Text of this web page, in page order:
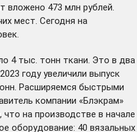
вложено 473 млн рублей.
мест. Сегодня на
4 тыс. тонн ткани. Это в два
году увеличили выпуск
Расширяемся быстрыми
компании «Блэкрам»
на производстве в начале
оборудование: 40 вязальных